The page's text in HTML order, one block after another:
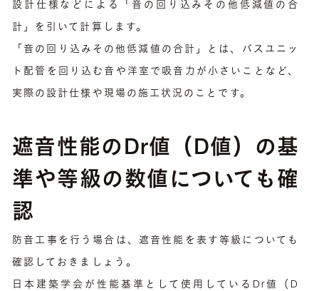
設計仕様などによる「音の回り込みその他低減値の合
計」を引いて計算します。
「音の回り込みその他低減値の合計」とは、バスユニッ
ト配管を回り込む音や洋室で吸音力が小さいことなど、
実際の設計仕様や現場の施工状況のことです。
遮音性能のDr値（D値）の基
準や等級の数値についても確
認
防音工事を行う場合は、遮音性能を表す等級についても
確認しておきましょう。
日本建築学会が性能基準として使用しているDr値（D